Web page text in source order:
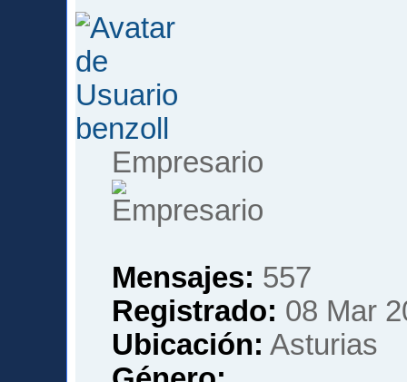
benzoll
Empresario
Mensajes: 557
Registrado: 08 Mar
Ubicación: Asturias